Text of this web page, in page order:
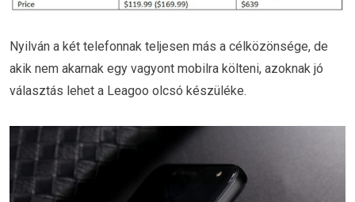
Nyilván a két telefonnak teljesen más a célközönsége, de
akik nem akarnak egy vagyont mobilra költeni, azoknak jó
választás lehet a Leagoo olcsó készüléke.